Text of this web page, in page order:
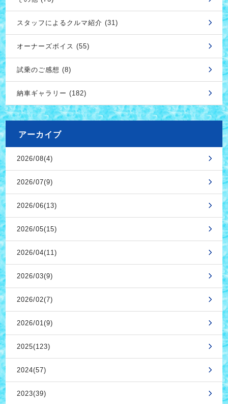
スタッフによるクルマ紹介 (31)
オーナーズボイス (55)
試乗のご感想 (8)
納車ギャラリー (182)
アーカイブ
2026/08(4)
2026/07(9)
2026/06(13)
2026/05(15)
2026/04(11)
2026/03(9)
2026/02(7)
2026/01(9)
2025(123)
2024(57)
2023(39)